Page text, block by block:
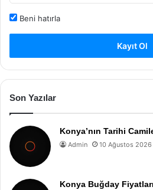
Beni hatırla
Kayıt Ol
Son Yazılar
Konya’nın Tarihi
Admin 10 Ağustos 2026
Konya Buğday